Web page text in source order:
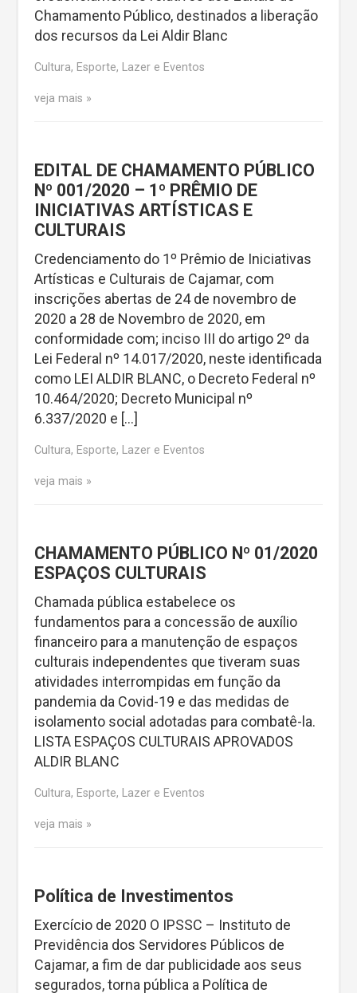
Chamamento Público, destinados a liberação
dos recursos da Lei Aldir Blanc
Cultura, Esporte, Lazer e Eventos
veja mais
EDITAL DE CHAMAMENTO PÚBLICO
Nº 001/2020 – 1º PRÊMIO DE
INICIATIVAS ARTÍSTICAS E
CULTURAIS
Credenciamento do 1º Prêmio de Iniciativas
Artísticas e Culturais de Cajamar, com
inscrições abertas de 24 de novembro de
2020 a 28 de Novembro de 2020, em
conformidade com; inciso III do artigo 2º da
Lei Federal nº 14.017/2020, neste identificada
como LEI ALDIR BLANC, o Decreto Federal nº
10.464/2020; Decreto Municipal nº
6.337/2020 e […]
Cultura, Esporte, Lazer e Eventos
veja mais
CHAMAMENTO PÚBLICO Nº 01/2020
ESPAÇOS CULTURAIS
Chamada pública estabelece os
fundamentos para a concessão de auxílio
financeiro para a manutenção de espaços
culturais independentes que tiveram suas
atividades interrompidas em função da
pandemia da Covid-19 e das medidas de
isolamento social adotadas para combatê-la.
LISTA ESPAÇOS CULTURAIS APROVADOS
ALDIR BLANC
Cultura, Esporte, Lazer e Eventos
veja mais
Política de Investimentos
Exercício de 2020 O IPSSC – Instituto de
Previdência dos Servidores Públicos de
Cajamar, a fim de dar publicidade aos seus
segurados, torna pública a Política de